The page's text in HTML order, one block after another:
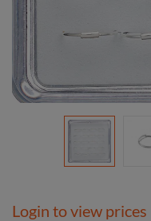
Login to view prices